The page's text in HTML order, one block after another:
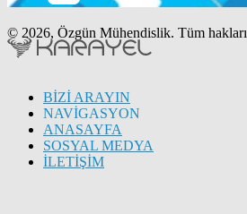
© 2026, Özgün Mühendislik. Tüm hakları
BİZİ ARAYIN
NAVİGASYON
ANASAYFA
SOSYAL MEDYA
İLETİŞİM